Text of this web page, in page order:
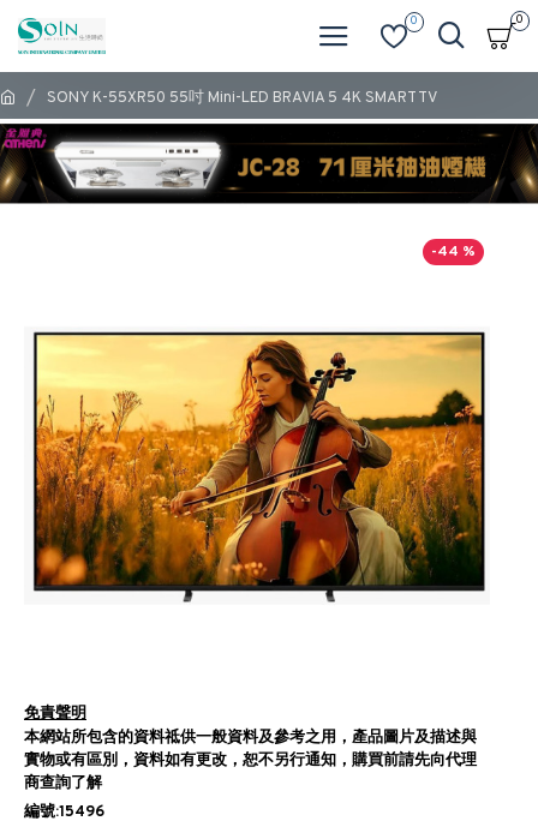
0 0
SONY K-55XR50 55吋 Mini-LED BRAVIA 5 4K SMART TV
-44 %
免責聲明
本網站所包含的資料祗供一般資料及參考之用，產品圖片及描述與
實物或有區別，資料如有更改，恕不另行通知，購買前請先向代理
商查詢了解
編號:15496